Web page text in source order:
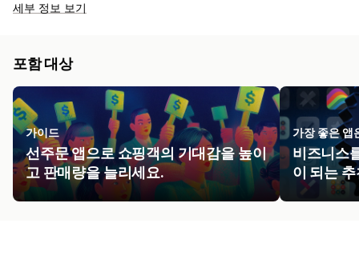
세부 정보 보기
포함 대상
가이드
선주문 앱으로 쇼핑객의 기대감을 높이
고 판매량을 늘리세요.
가장 좋은
비즈니스
이 되는